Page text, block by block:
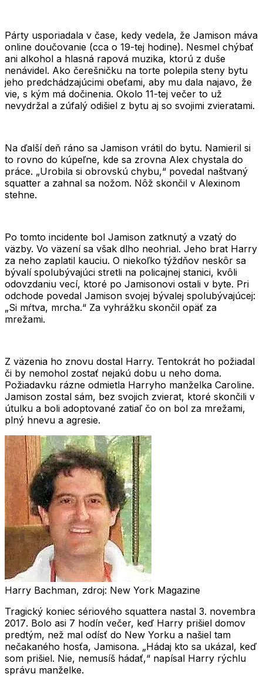
Párty usporiadala v čase, kedy vedela, že Jamison máva
online doučovanie (cca o 19-tej hodine). Nesmel chýbať
ani alkohol a hlasná rapová muzika, ktorú z duše
nenávidel. Ako čerešničku na torte polepila steny bytu
jeho predchádzajúcimi obeťami, aby mu dala najavo, že
vie, s kým má dočinenia. Okolo 11-tej večer to už
nevydržal a zúfalý odišiel z bytu aj so svojimi zvieratami.
Na ďalší deň ráno sa Jamison vrátil do bytu. Namieril si
to rovno do kúpeľne, kde sa zrovna Alex chystala do
práce. „Urobila si obrovskú chybu,“ povedal naštvaný
squatter a zahnal sa nožom. Nôž skončil v Alexinom
stehne.
Po tomto incidente bol Jamison zatknutý a vzatý do
väzby. Vo väzení sa však dlho neohrial. Jeho brat Harry
za neho zaplatil kauciu. O niekoľko týždňov neskôr sa
bývalí spolubývajúci stretli na policajnej stanici, kvôli
odovzdaniu vecí, ktoré po Jamisonovi ostali v byte. Pri
odchode povedal Jamison svojej bývalej spolubývajúcej:
„Si mŕtva, mrcha.“ Za vyhrážku skončil opäť za
mrežami.
Z väzenia ho znovu dostal Harry. Tentokrát ho požiadal
či by nemohol zostať nejakú dobu u neho doma.
Požiadavku rázne odmietla Harryho manželka Caroline.
Jamison zostal sám, bez svojich zvierat, ktoré skončili v
útulku a boli adoptované zatiaľ čo on bol za mrežami,
plný hnevu a agresie.
Harry Bachman, zdroj: New York Magazine
Tragický koniec sériového squattera nastal 3. novembra
2017. Bolo asi 7 hodín večer, keď Harry prišiel domov
predtým, než mal odísť do New Yorku a našiel tam
nečakaného hosťa, Jamisona. „Hádaj kto sa ukázal, keď
som prišiel. Nie, nemusíš hádať,“ napísal Harry rýchlu
správu manželke.